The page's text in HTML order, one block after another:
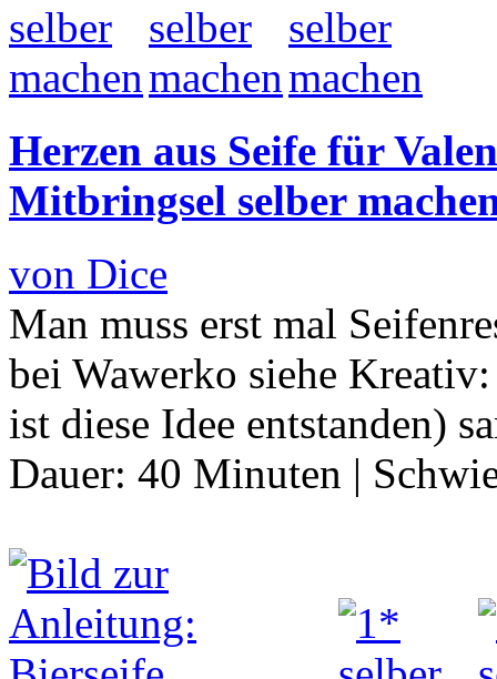
Herzen aus Seife für
Mitbringsel selber
von Dice
Man muss erst mal
bei Wawerko siehe
ist diese Idee entstanden)
Dauer: 40 Minuten |